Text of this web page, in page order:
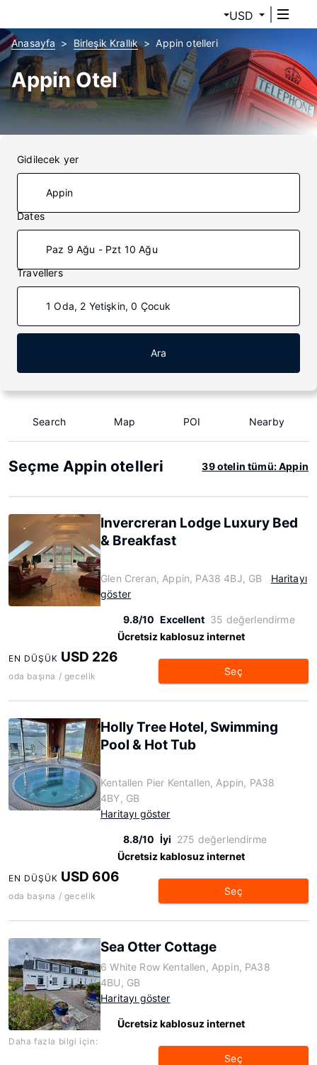
USD
Anasayfa Birleşik Krallık Appin otelleri
Appin Otel
Gidilecek yer
Dates
Paz 9 Ağu - Pzt 10 Ağu
Travellers
1 Oda, 2 Yetişkin, 0 Çocuk
Ara
Search Map POI Nearby
Seçme Appin otelleri 39 otelin tümü: Appin
Invercreran Lodge Luxury Bed
& Breakfast
Glen Creran, Appin, PA38 4BJ, GB
Haritayı
göster
9.8/10 Excellent 35 değerlendirme
Ücretsiz kablosuz internet
EN DÜŞÜK USD 226
oda başına / gecelik Seç
Holly Tree Hotel, Swimming
Pool & Hot Tub
Kentallen Pier Kentallen, Appin, PA38
4BY, GB
Haritayı göster
8.8/10 İyi 275 değerlendirme
Ücretsiz kablosuz internet
EN DÜŞÜK USD 606
oda başına / gecelik Seç
Sea Otter Cottage
6 White Row Kentallen, Appin, PA38
4BU, GB
Haritayı göster
Ücretsiz kablosuz internet
Daha fazla bilgi için:
Seç